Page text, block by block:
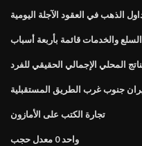
الذهب في العقود الآجلة اليومية
والخدمات قائمة بأربعة أسباب
المحلي الإجمالي الحقيقي للفرد
جنوب غرب الطريق المستقبلية
تجارة الكتب على الأمازون
واحد 0 معدل حجب